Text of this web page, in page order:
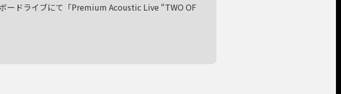
ードライブにて「Premium Acoustic Live “TWO OF